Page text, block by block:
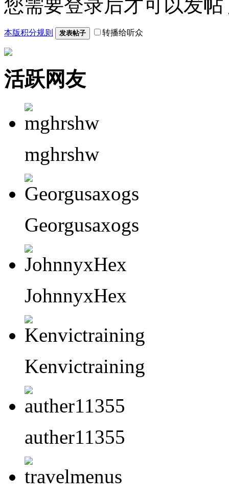
您需要登录后才可以发帖
本版积分规则 发表帖子 转播给听众
活跃网友
mghrshw
Georgusaxogs
JohnnyxHex
Kenvictraining
auther11355